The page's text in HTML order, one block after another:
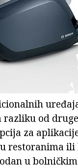
od
za
restoranima ili
u